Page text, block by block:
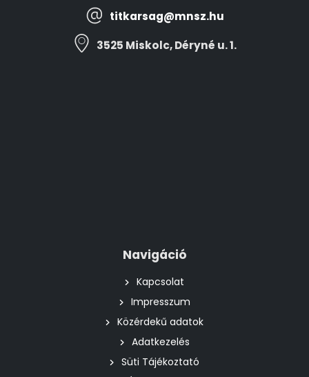
titkarsag@mnsz.hu
3525 Miskolc, Déryné u. 1.
Navigáció
Kapcsolat
Impresszum
Közérdekű adatok
Adatkezelés
Süti Tájékoztató